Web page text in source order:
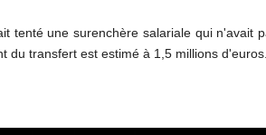
tenté une surenchère salariale qui n'avait
du transfert est estimé à 1,5 millions d'euros.